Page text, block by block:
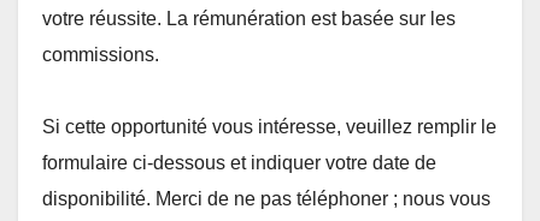
votre réussite. La rémunération est basée sur les
commissions.
Si cette opportunité vous intéresse, veuillez remplir le
formulaire ci-dessous et indiquer votre date de
disponibilité. Merci de ne pas téléphoner ; nous vous